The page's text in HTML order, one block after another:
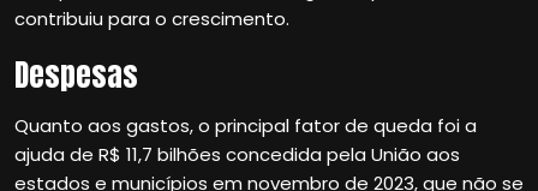
contribuiu para o crescimento.
Despesas
Quanto aos gastos, o principal fator de queda foi a
ajuda de R$ 11,7 bilhões concedida pela União aos
estados e municípios em novembro de 2023, que não se